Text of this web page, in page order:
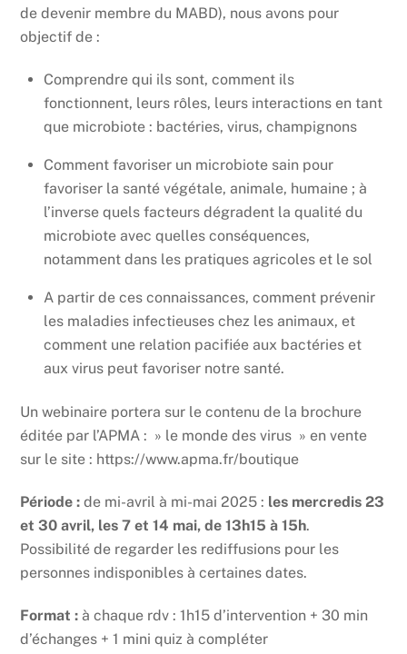
de devenir membre du MABD), nous avons pour
objectif de :
Comprendre qui ils sont, comment ils
fonctionnent, leurs rôles, leurs interactions en tant
que microbiote : bactéries, virus, champignons
Comment favoriser un microbiote sain pour
favoriser la santé végétale, animale, humaine ; à
l’inverse quels facteurs dégradent la qualité du
microbiote avec quelles conséquences,
notamment dans les pratiques agricoles et le sol
A partir de ces connaissances, comment prévenir
les maladies infectieuses chez les animaux, et
comment une relation pacifiée aux bactéries et
aux virus peut favoriser notre santé.
Un webinaire portera sur le contenu de la brochure
éditée par l’APMA : » le monde des virus » en vente
sur le site : https://www.apma.fr/boutique
Période : de mi-avril à mi-mai 2025 : les mercredis 23
et 30 avril, les 7 et 14 mai, de 13h15 à 15h.
Possibilité de regarder les rediffusions pour les
personnes indisponibles à certaines dates.
Format : à chaque rdv : 1h15 d’intervention + 30 min
d’échanges + 1 mini quiz à compléter